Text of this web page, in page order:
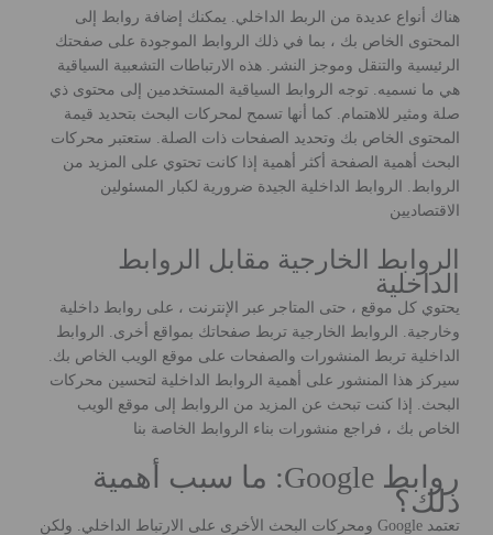
هناك أنواع عديدة من الربط الداخلي. يمكنك إضافة روابط إلى
المحتوى الخاص بك ، بما في ذلك الروابط الموجودة على صفحتك
الرئيسية والتنقل وموجز النشر. هذه الارتباطات التشعبية السياقية
هي ما نسميه. توجه الروابط السياقية المستخدمين إلى محتوى ذي
صلة ومثير للاهتمام. كما أنها تسمح لمحركات البحث بتحديد قيمة
المحتوى الخاص بك وتحديد الصفحات ذات الصلة. ستعتبر محركات
البحث أهمية الصفحة أكثر أهمية إذا كانت تحتوي على المزيد من
الروابط. الروابط الداخلية الجيدة ضرورية لكبار المسئولين
الاقتصاديين
الروابط الخارجية مقابل الروابط
الداخلية
يحتوي كل موقع ، حتى المتاجر عبر الإنترنت ، على روابط داخلية
وخارجية. الروابط الخارجية تربط صفحاتك بمواقع أخرى. الروابط
الداخلية تربط المنشورات والصفحات على موقع الويب الخاص بك.
سيركز هذا المنشور على أهمية الروابط الداخلية لتحسين محركات
البحث. إذا كنت تبحث عن المزيد من الروابط إلى موقع الويب
الخاص بك ، فراجع منشورات بناء الروابط الخاصة بنا
روابط Google: ما سبب أهمية
ذلك؟
تعتمد Google ومحركات البحث الأخرى على الارتباط الداخلي. ولكن